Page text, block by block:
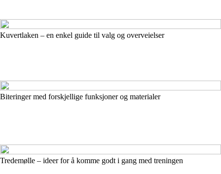
Kuvertlaken – en enkel guide til valg og overveielser
Biteringer med forskjellige funksjoner og materialer
Tredemølle – ideer for å komme godt i gang med treningen